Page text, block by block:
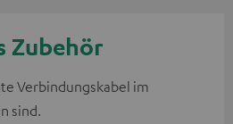
Zubehör
Verbindungskabel im
sind.